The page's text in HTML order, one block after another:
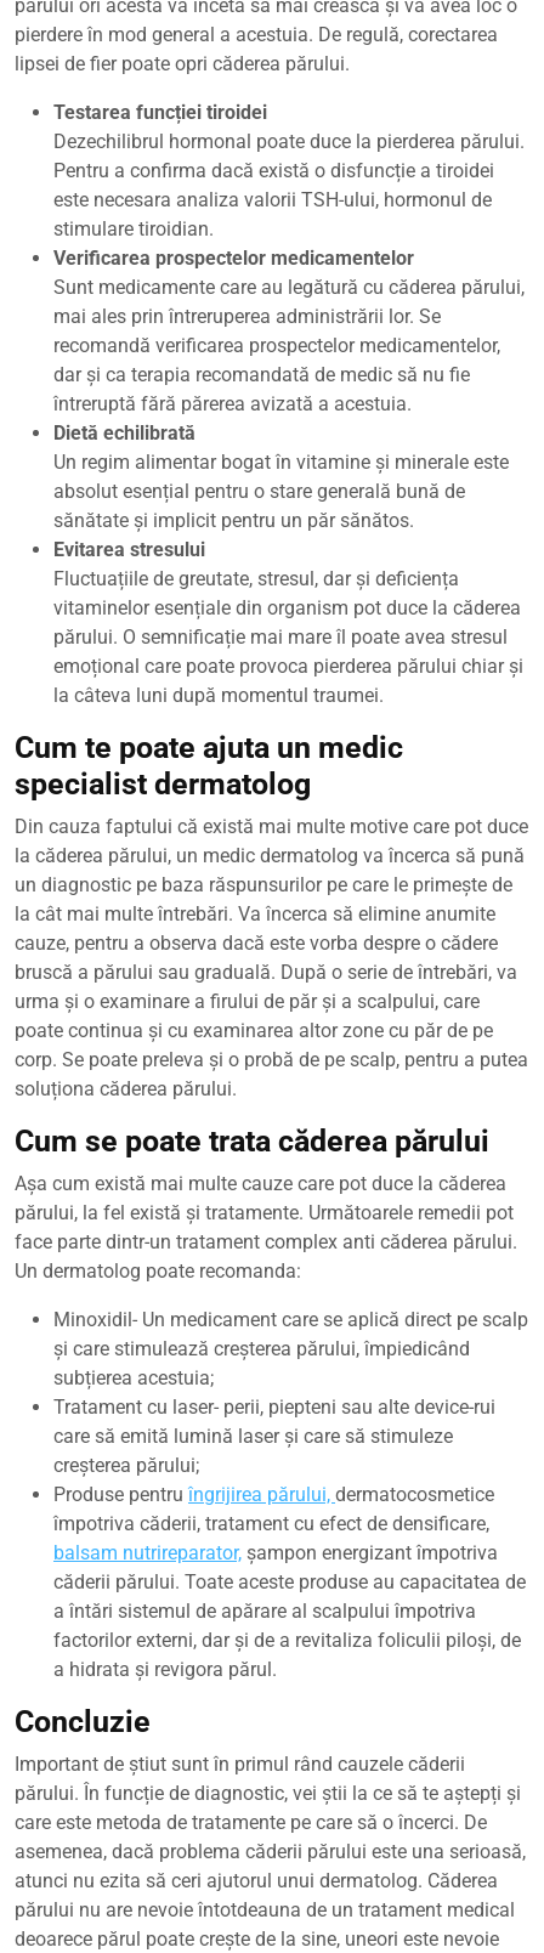
părului ori acesta va înceta să mai crească și va avea loc o
pierdere în mod general a acestuia. De regulă, corectarea
lipsei de fier poate opri căderea părului.
Testarea funcției tiroidei
Dezechilibrul hormonal poate duce la pierderea părului.
Pentru a confirma dacă există o disfuncție a tiroidei
este necesara analiza valorii TSH-ului, hormonul de
stimulare tiroidian.
Verificarea prospectelor medicamentelor
Sunt medicamente care au legătură cu căderea părului,
mai ales prin întreruperea administrării lor. Se
recomandă verificarea prospectelor medicamentelor,
dar și ca terapia recomandată de medic să nu fie
întreruptă fără părerea avizată a acestuia.
Dietă echilibrată
Un regim alimentar bogat în vitamine și minerale este
absolut esențial pentru o stare generală bună de
sănătate și implicit pentru un păr sănătos.
Evitarea stresului
Fluctuațiile de greutate, stresul, dar și deficiența
vitaminelor esențiale din organism pot duce la căderea
părului. O semnificație mai mare îl poate avea stresul
emoțional care poate provoca pierderea părului chiar și
la câteva luni după momentul traumei.
Cum te poate ajuta un medic
specialist dermatolog
Din cauza faptului că există mai multe motive care pot duce
la căderea părului, un medic dermatolog va încerca să pună
un diagnostic pe baza răspunsurilor pe care le primește de
la cât mai multe întrebări. Va încerca să elimine anumite
cauze, pentru a observa dacă este vorba despre o cădere
bruscă a părului sau graduală. După o serie de întrebări, va
urma și o examinare a firului de păr și a scalpului, care
poate continua și cu examinarea altor zone cu păr de pe
corp. Se poate preleva și o probă de pe scalp, pentru a putea
soluționa căderea părului.
Cum se poate trata căderea părului
Așa cum există mai multe cauze care pot duce la căderea
părului, la fel există și tratamente. Următoarele remedii pot
face parte dintr-un tratament complex anti căderea părului.
Un dermatolog poate recomanda:
Minoxidil- Un medicament care se aplică direct pe scalp
și care stimulează creșterea părului, împiedicând
subțierea acestuia;
Tratament cu laser- perii, piepteni sau alte device-rui
care să emită lumină laser și care să stimuleze
creșterea părului;
Produse pentru îngrijirea părului, dermatocosmetice
împotriva căderii, tratament cu efect de densificare,
balsam nutrireparator, șampon energizant împotriva
căderii părului. Toate aceste produse au capacitatea de
a întări sistemul de apărare al scalpului împotriva
factorilor externi, dar și de a revitaliza foliculii piloși, de
a hidrata și revigora părul.
Concluzie
Important de știut sunt în primul rând cauzele căderii
părului. În funcție de diagnostic, vei știi la ce să te aștepți și
care este metoda de tratamente pe care să o încerci. De
asemenea, dacă problema căderii părului este una serioasă,
atunci nu ezita să ceri ajutorul unui dermatolog. Căderea
părului nu are nevoie întotdeauna de un tratament medical
deoarece părul poate crește de la sine, uneori este nevoie